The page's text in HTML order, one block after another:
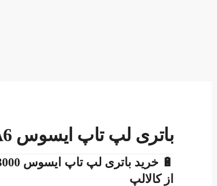
باتری لپ تاپ ایسوس A3 A6 A7K A3000 A42-A3 A42-A6
از کالالپ